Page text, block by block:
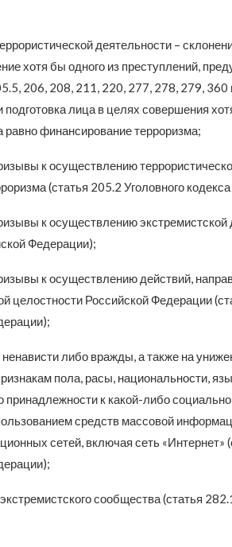
деятельности –
хотя бы одного из преступлений,
206, 208, 211, 220, 277, 278, 279, 360
подготовка лица в целях совершения
равно финансирование терроризма;
к осуществлению
(статья 205.2 Уголовного
к осуществлению экстремистской
Федерации);
к осуществлению действий,
целостности Российской Федерации
либо вражды, а также на
пола, расы, национальности,
принадлежности к какой-либо
средств массовой
сетей, включая сеть «Интернет»
сообщества (статья